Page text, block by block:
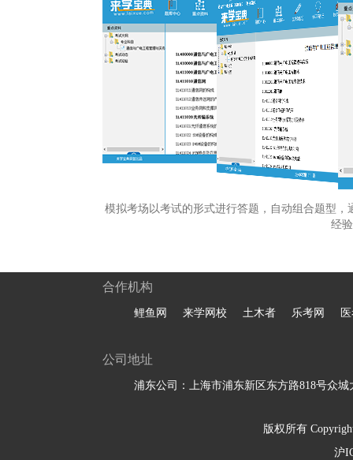
模拟考场以考试的形式进行答题，自动组合题型
经
合作机构
鲤鱼网 来学网校 土木者 乐考网
公司地址
浦东公司：上海市浦东新区东方路818号众城
版权所有
沪